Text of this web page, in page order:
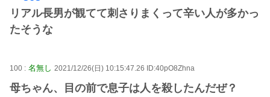
リアル長男が観てて刺さりまくって辛い人が多かっ
たそうな
100 : 名無し 2021/12/26(日) 10:15:47.26 ID:40pO8Zhna
母ちゃん、目の前で息子は人を殺したんだぜ？